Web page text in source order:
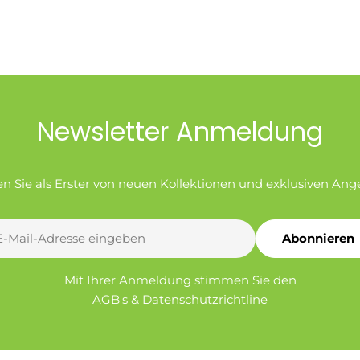
Newsletter Anmeldung
Sie als Erster von neuen Kollektionen und exklusiven
Abonnieren
Mit Ihrer Anmeldung stimmen Sie den
AGB's & Datenschutzrichtline